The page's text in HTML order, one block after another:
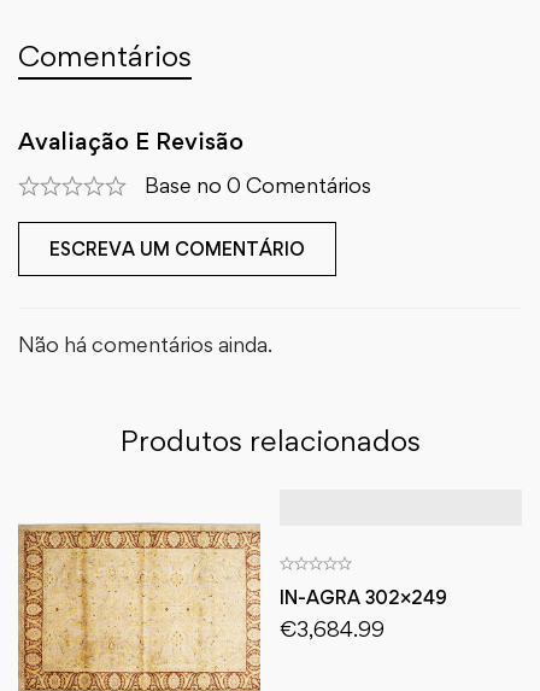
Comentários
Avaliação E Revisão
Base no 0 Comentários
ESCREVA UM COMENTÁRIO
Não há comentários ainda.
Produtos relacionados
IN-AGRA 302×249
€3,684.99